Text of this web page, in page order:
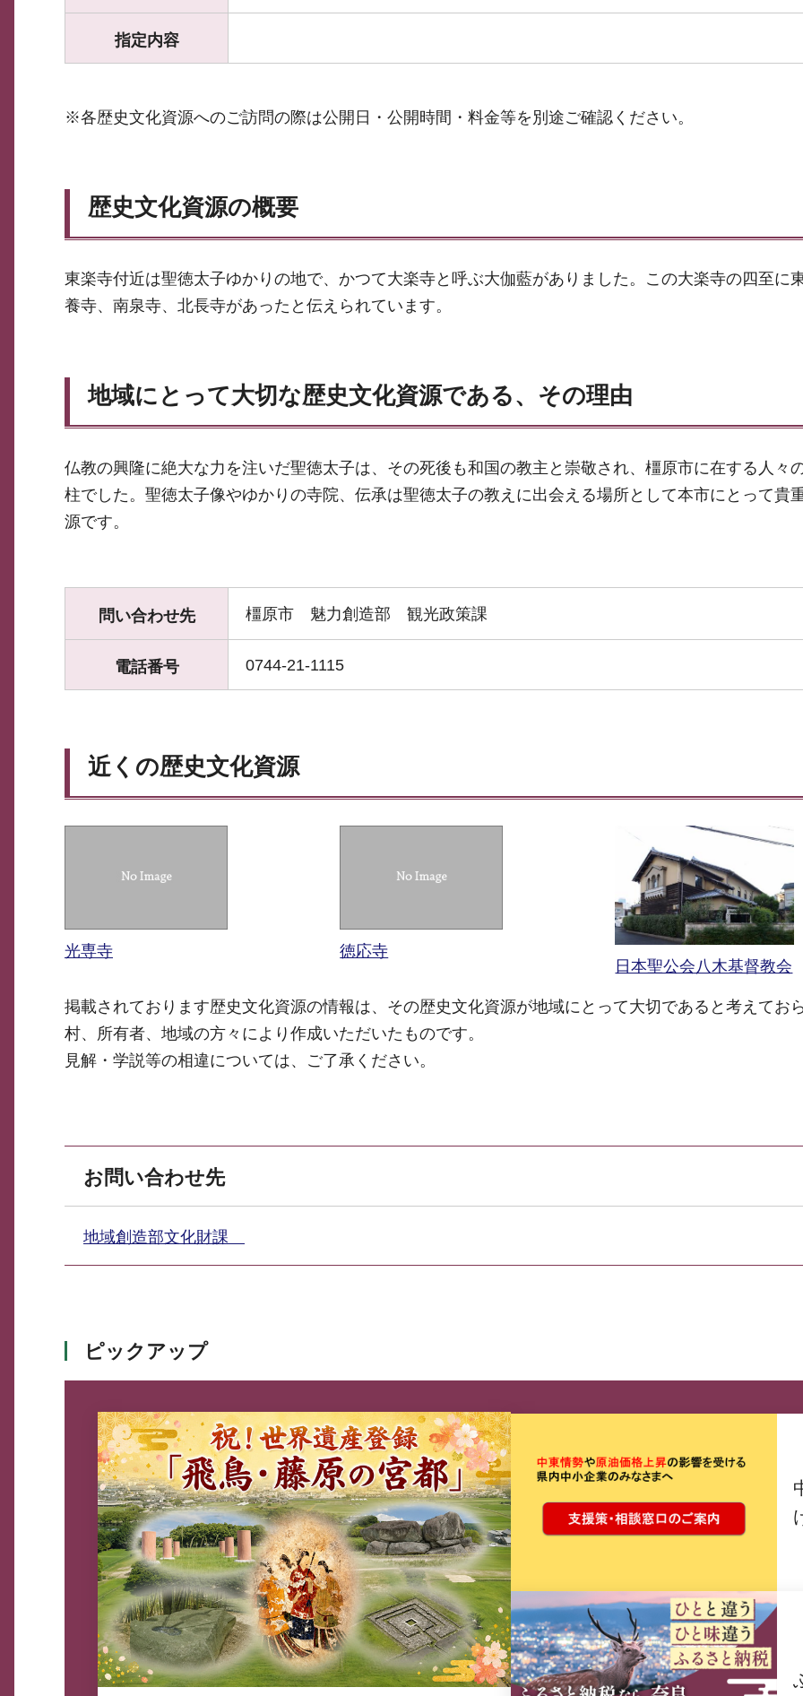
指定内容
※各歴史文化資源へのご訪問の際は公開日・公開時間・料金等を別途ご確認ください。
歴史文化資源の概要
東楽寺付近は聖徳太子ゆかりの地で、かつて大楽寺と呼ぶ大伽藍がありました。この大楽寺の四至に
養寺、南泉寺、北長寺があったと伝えられています。
地域にとって大切な歴史文化資源である、その理由
仏教の興隆に絶大な力を注いだ聖徳太子は、その死後も和国の教主と崇敬され、橿原市に在する人々
柱でした。聖徳太子像やゆかりの寺院、伝承は聖徳太子の教えに出会える場所として本市にとって貴
源です。
問い合わせ先 橿原市 魅力創造部 観光政策課
電話番号 0744-21-1115
近くの歴史文化資源
光専寺
徳応寺
日本聖公会八木基督教会
掲載されております歴史文化資源の情報は、その歴史文化資源が地域にとって大切であると考えてお
村、所有者、地域の方々により作成いただいたものです。
見解・学説等の相違については、ご了承ください。
お問い合わせ先
地域創造部文化財課
ピックアップ